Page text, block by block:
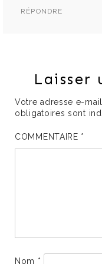
RÉPONDRE
Laisser
Votre adresse e-
obligatoires sont
COMMENTAIRE *
Nom *